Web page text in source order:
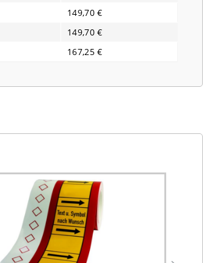
149,70 €
149,70 €
167,25 €